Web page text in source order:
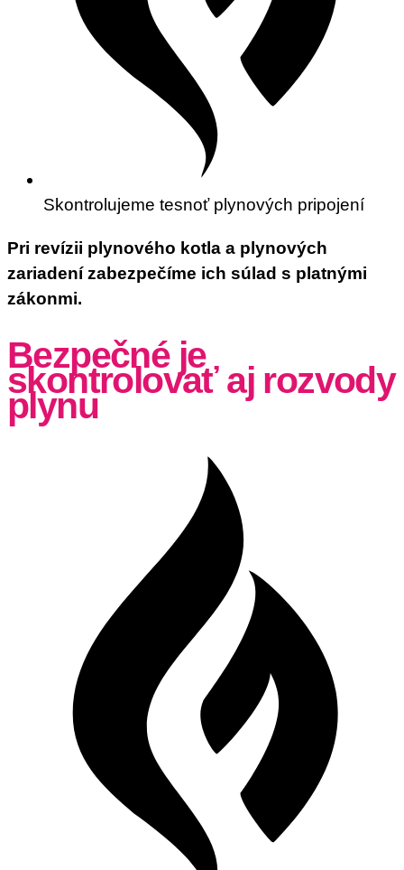
Skontrolujeme tesnoť plynových pripojení
Pri revízii plynového kotla a plynových
zariadení zabezpečíme ich súlad s platnými
zákonmi.
Bezpečné je
skontrolovať aj rozvody
plynu